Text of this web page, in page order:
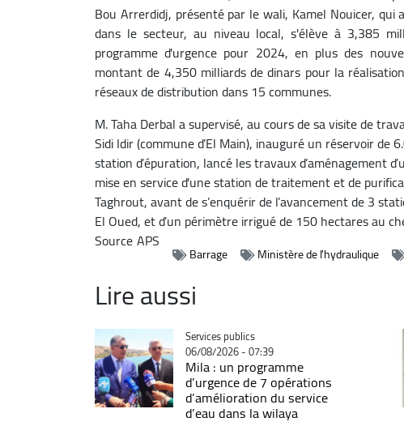
Bou Arrerdidj, présenté par le wali, Kamel Nouicer,
dans le secteur, au niveau local, s'élève à 3,385
programme d'urgence pour 2024, en plus des
montant de 4,350 milliards de dinars pour la
réseaux de distribution dans 15 communes.
M. Taha Derbal a supervisé, au cours de sa visite de
Sidi Idir (commune d’El Main), inauguré un réservoir
station d’épuration, lancé les travaux d’aménagement
mise en service d'une station de traitement et de
Taghrout, avant de s’enquérir de l’avancement de 3
El Oued, et d’un périmètre irrigué de 150 hectares au
SourceAPS
Barrage Ministère de l'hydraulique
Lire aussi
Catégorie
Services publics
06/08/2026 - 07:39
Mila : un programme
d’urgence de 7 opérations
d’amélioration du service
d’eau dans la wilaya